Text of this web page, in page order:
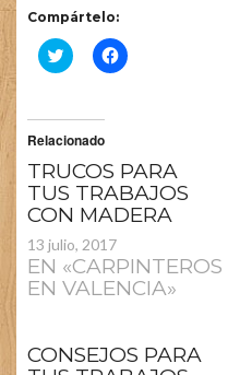
Compártelo:
HAZ
CLIC
COMPARTIR
EN
TWITTER
(SE
ABRE
EN
UNA
VENTANA
NUEVA)
HAZ
CLIC
FACEBOOK
(SE
ABRE
EN
VENTANA
NUEVA)
Relacionado
TRUCOS PARA
TUS TRABAJOS
CON MADERA
13 julio, 2017
EN «CARPINTEROS
EN VALENCIA»
CONSEJOS PARA